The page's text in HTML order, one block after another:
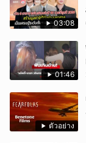
03:08
01:46
ตัวอย่าง